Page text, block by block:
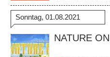
Sonntag, 01.08.2021
NATURE